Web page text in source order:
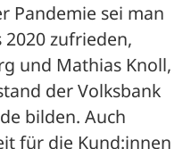
Pandemie sei man
2020 zufrieden,
und Mathias Knoll,
der Volksbank
bilden. Auch
für die Kund:innen